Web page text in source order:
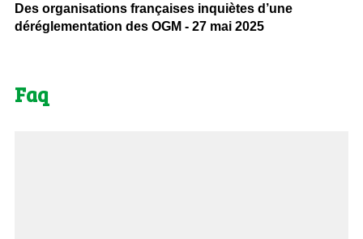
Des organisations françaises inquiètes d’une
déréglementation des OGM - 27 mai 2025
Faq